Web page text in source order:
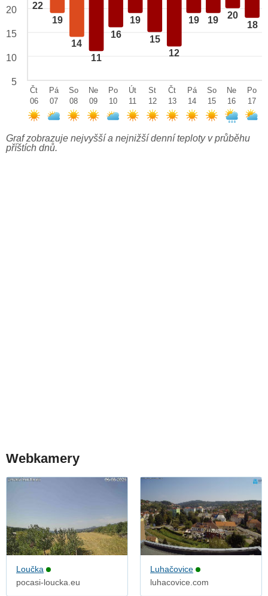
22
19
14
11
16
19
15
12
19 19 20
18
20
15
10
5
Čt
06
Pá
07
So
08
Ne
09
Po
10
Út
11
St
12
Čt
13
Pá
14
So
15
Ne
16
Po
17
Graf zobrazuje nejvyšší a nejnižší denní teploty v průběhu
příštích dnů.
Webkamery
Loučka
pocasi-loucka.eu
Luhačovice
luhacovice.com